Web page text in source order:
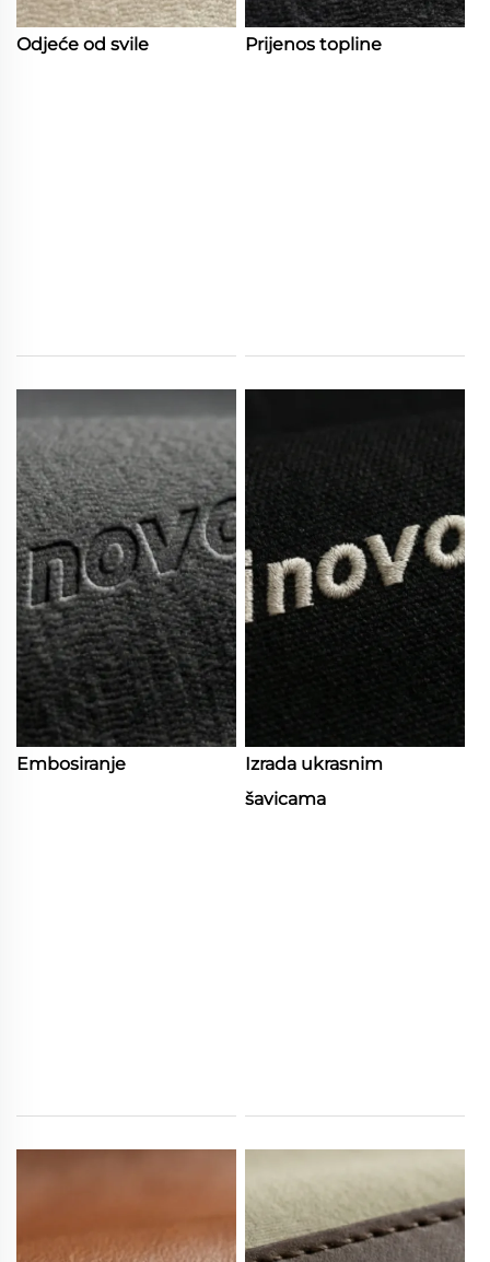
Odjeće od svile Prijenos topline
Embosiranje
Izrada ukrasnim
šavicama